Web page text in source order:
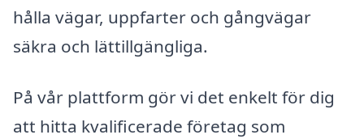
hålla vägar, uppfarter och gångvägar
säkra och lättillgängliga.
På vår plattform gör vi det enkelt för dig
att hitta kvalificerade företag som